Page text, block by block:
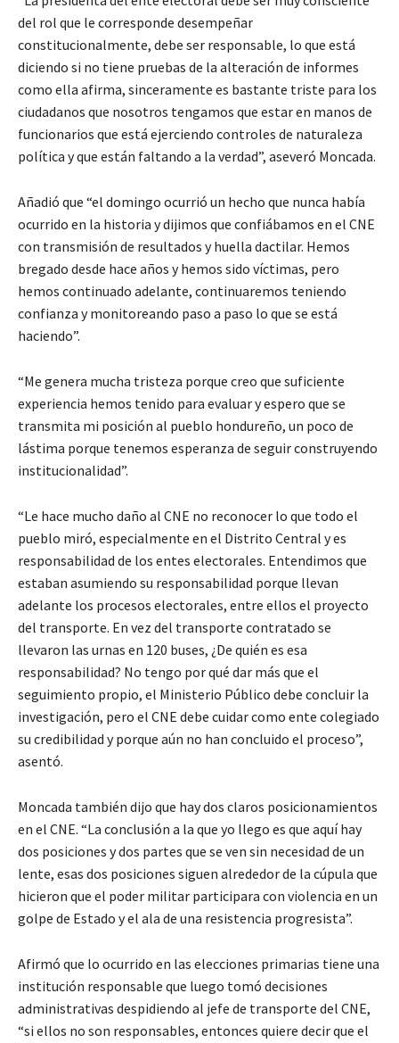
del rol que le corresponde desempeñar
constitucionalmente, debe ser responsable, lo que está
diciendo si no tiene pruebas de la alteración de informes
como ella afirma, sinceramente es bastante triste para los
ciudadanos que nosotros tengamos que estar en manos de
funcionarios que está ejerciendo controles de naturaleza
política y que están faltando a la verdad”, aseveró Moncada.
Añadió que “el domingo ocurrió un hecho que nunca había
ocurrido en la historia y dijimos que confiábamos en el CNE
con transmisión de resultados y huella dactilar. Hemos
bregado desde hace años y hemos sido víctimas, pero
hemos continuado adelante, continuaremos teniendo
confianza y monitoreando paso a paso lo que se está
haciendo”.
“Me genera mucha tristeza porque creo que suficiente
experiencia hemos tenido para evaluar y espero que se
transmita mi posición al pueblo hondureño, un poco de
lástima porque tenemos esperanza de seguir construyendo
institucionalidad”.
“Le hace mucho daño al CNE no reconocer lo que todo el
pueblo miró, especialmente en el Distrito Central y es
responsabilidad de los entes electorales. Entendimos que
estaban asumiendo su responsabilidad porque llevan
adelante los procesos electorales, entre ellos el proyecto
del transporte. En vez del transporte contratado se
llevaron las urnas en 120 buses, ¿De quién es esa
responsabilidad? No tengo por qué dar más que el
seguimiento propio, el Ministerio Público debe concluir la
investigación, pero el CNE debe cuidar como ente colegiado
su credibilidad y porque aún no han concluido el proceso”,
asentó.
Moncada también dijo que hay dos claros posicionamientos
en el CNE. “La conclusión a la que yo llego es que aquí hay
dos posiciones y dos partes que se ven sin necesidad de un
lente, esas dos posiciones siguen alrededor de la cúpula que
hicieron que el poder militar participara con violencia en un
golpe de Estado y el ala de una resistencia progresista”.
Afirmó que lo ocurrido en las elecciones primarias tiene una
institución responsable que luego tomó decisiones
administrativas despidiendo al jefe de transporte del CNE,
“si ellos no son responsables, entonces quiere decir que el